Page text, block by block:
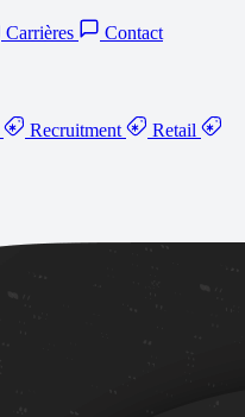
Carrières Contact
Recruitment
Retail